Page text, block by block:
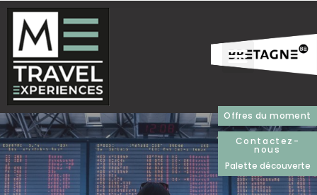
Offres du moment
Contactez-
nous
Palette découverte